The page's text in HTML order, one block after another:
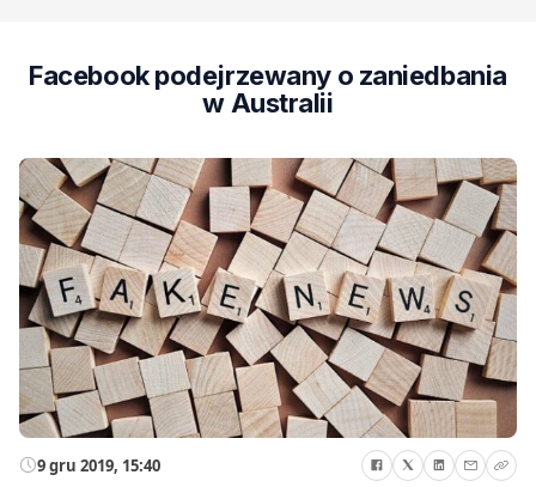
Facebook podejrzewany o zaniedbania
w Australii
9 gru 2019, 15:40